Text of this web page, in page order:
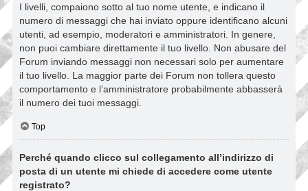
I livelli, compaiono sotto al tuo nome utente, e indicano il
numero di messaggi che hai inviato oppure identificano alcuni
utenti, ad esempio, moderatori e amministratori. In genere,
non puoi cambiare direttamente il tuo livello. Non abusare del
Forum inviando messaggi non necessari solo per aumentare
il tuo livello. La maggior parte dei Forum non tollera questo
comportamento e l’amministratore probabilmente abbasserà
il numero dei tuoi messaggi.
Top
Perché quando clicco sul collegamento all’indirizzo di
posta di un utente mi chiede di accedere come utente
registrato?